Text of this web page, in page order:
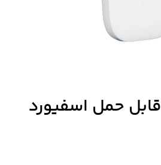
مودم 4G LTE قابل حمل اسفیورد